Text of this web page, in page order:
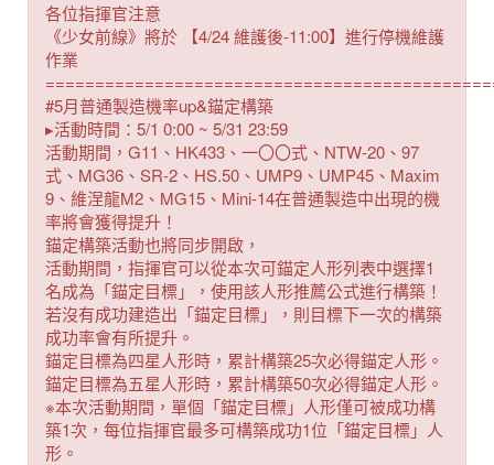
各位指揮官注意
《少女前線》將於 【4/24 維護後-11:00】進行停機維護
作業
#5月普通製造機率up&錨定構築
▸活動時間：5/1 0:00 ~ 5/31 23:59
活動期間，G11、HK433、一〇〇式、NTW-20、97
式、MG36、SR-2、HS.50、UMP9、UMP45、Maxim
9、維涅龍M2、MG15、Mini-14在普通製造中出現的機
率將會獲得提升！
錨定構築活動也將同步開啟，
活動期間，指揮官可以從本次可錨定人形列表中選擇1
名成為「錨定目標」，使用該人形推薦公式進行構築！
若沒有成功建造出「錨定目標」，則目標下一次的構築
成功率會有所提升。
錨定目標為四星人形時，累計構築25次必得錨定人形。
錨定目標為五星人形時，累計構築50次必得錨定人形。
※本次活動期間，單個「錨定目標」人形僅可被成功構
築1次，每位指揮官最多可構築成功1位「錨定目標」人
形。